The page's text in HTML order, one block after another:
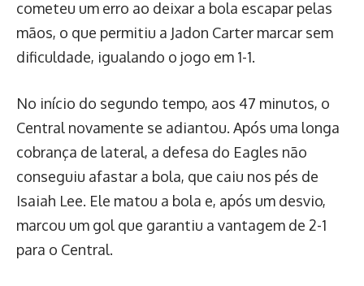
cometeu um erro ao deixar a bola escapar pelas
mãos, o que permitiu a Jadon Carter marcar sem
dificuldade, igualando o jogo em 1-1.
No início do segundo tempo, aos 47 minutos, o
Central novamente se adiantou. Após uma longa
cobrança de lateral, a defesa do Eagles não
conseguiu afastar a bola, que caiu nos pés de
Isaiah Lee. Ele matou a bola e, após um desvio,
marcou um gol que garantiu a vantagem de 2-1
para o Central.